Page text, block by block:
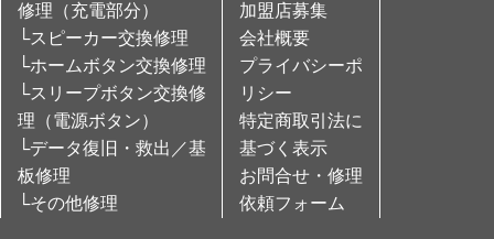
修理（充電部分）
└スピーカー交換修理
└ホームボタン交換修理
└スリープボタン交換修
理（電源ボタン）
└データ復旧・救出／基
板修理
└その他修理
加盟店募集
会社概要
プライバシーポ
リシー
特定商取引法に
基づく表示
お問合せ・修理
依頼フォーム